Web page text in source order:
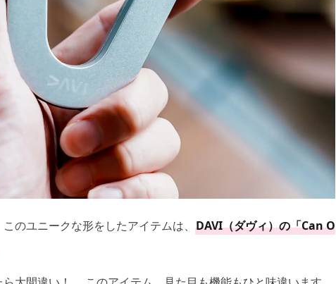
のユニークな形をしたアイテムは、 DAVI（ダヴィ）の「Can O